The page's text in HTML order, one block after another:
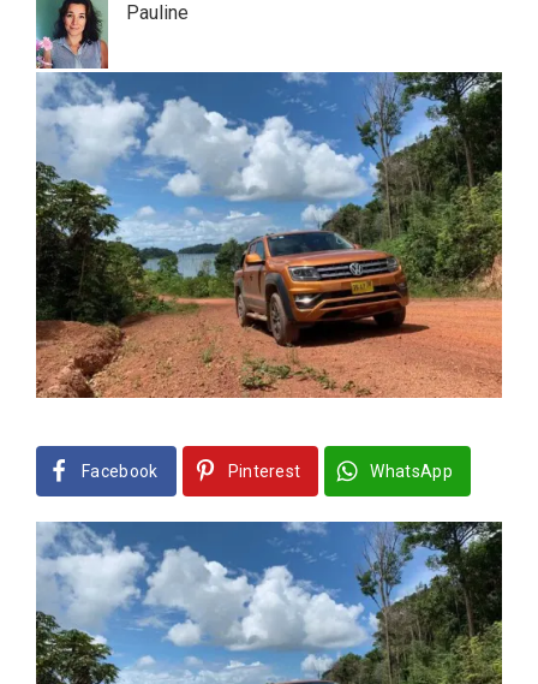
Pauline
Facebook Pinterest WhatsApp